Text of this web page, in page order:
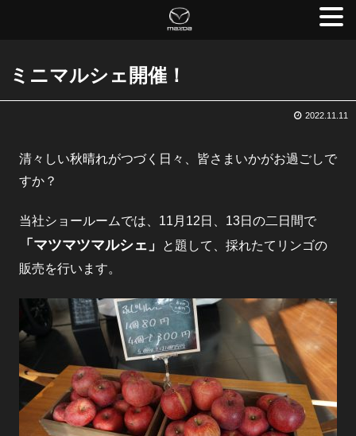
ミニマルシェ開催！
2022.11.11
清々しい秋晴れがつづく日々、皆さまいかがお過ごしで
すか？
当社ショールームでは、11月12日、13日の二日間で
「マツマツマルシェ」
と題して、採れたてリンゴの
販売を行います。